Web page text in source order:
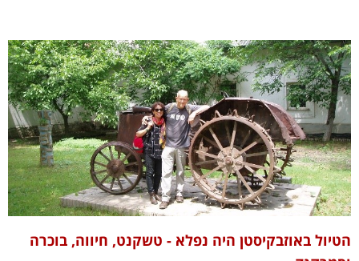
הטיול באוזבקיסטן היה נפלא - טשקנט, חיווה, בוכרה